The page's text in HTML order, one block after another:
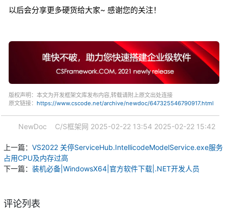
以后会分享更多硬货给大家~ 感谢您的关注！
版权声明：本文为开发框架文库发布内容,转载请附上原文出处连接
原文链接： https://www.cscode.net/archive/newdoc/647325546790917.html
NewDoc C/S框架网 2025-02-22 13:54 2025-02-22 15:42
上一篇： VS2022 关停ServiceHub.IntellicodeModelService.exe服务
占用CPU及内存过高
下一篇： 装机必备|WindowsX64|官方软件下载|.NET开发人员
评论列表